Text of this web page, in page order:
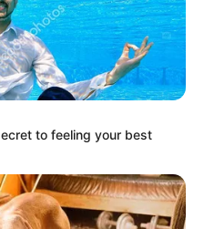
to feeling your best